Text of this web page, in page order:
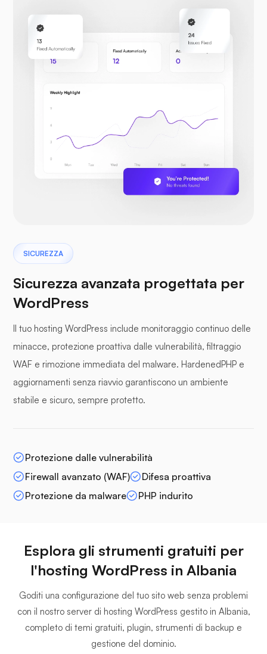
SICUREZZA
Sicurezza avanzata progettata per
WordPress
Il tuo hosting WordPress include monitoraggio continuo delle
minacce, protezione proattiva dalle vulnerabilità, filtraggio
WAF e rimozione immediata del malware. HardenedPHP e
aggiornamenti senza riavvio garantiscono un ambiente
stabile e sicuro, sempre protetto.
Protezione dalle vulnerabilità
Firewall avanzato (WAF)
Difesa proattiva
Protezione da malware
PHP indurito
Esplora gli strumenti gratuiti per
l'hosting WordPress in Albania
Goditi una configurazione del tuo sito web senza problemi
con il nostro server di hosting WordPress gestito in Albania,
completo di temi gratuiti, plugin, strumenti di backup e
gestione del dominio.